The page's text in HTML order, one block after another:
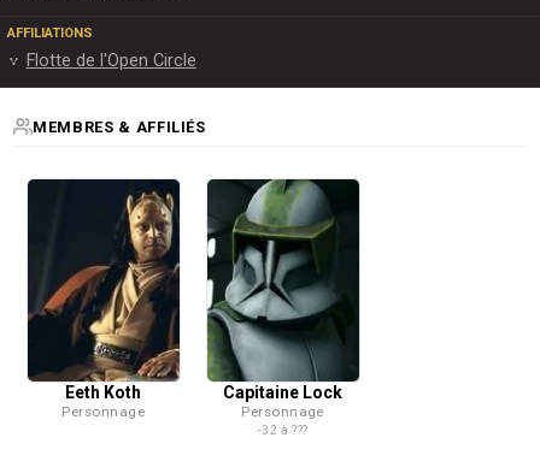
AFFILIATIONS
Flotte de l'Open Circle
MEMBRES & AFFILIÉS
Eeth Koth
Personnage
Capitaine Lock
Personnage
-32 à ???